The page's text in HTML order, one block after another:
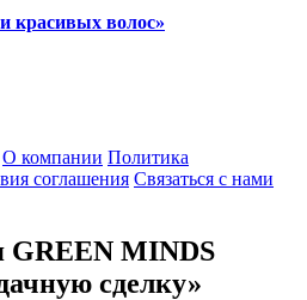
красивых волос»
О компании Политика
соглашения Связаться с нами
GREEN MINDS
сделку»